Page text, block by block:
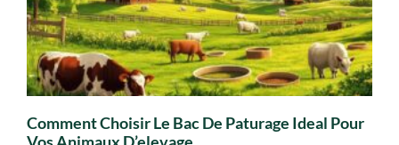
Comment Choisir Le Bac De Paturage Ideal Pour